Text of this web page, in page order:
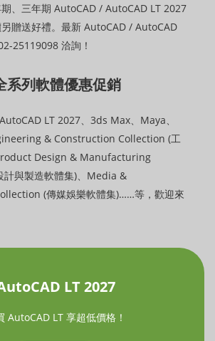
、三年期 AutoCAD / AutoCAD LT 2027
贈送好禮。最新 AutoCAD / AutoCAD
25119098 洽詢！
列軟體優惠促銷
LT 2027、3ds Max、Maya、
& Construction Collection (工
Design & Manufacturing
計與製造軟體集)、Media &
(傳媒娛樂軟體集)……等，歡迎來
LT 2027
AutoCAD LT 享超低價格！